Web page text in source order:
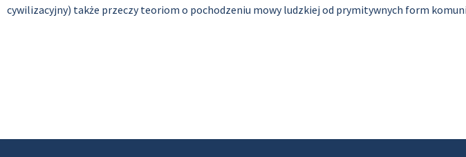
cywilizacyjny) także przeczy teoriom o pochodzeniu mowy ludzkiej od prymitywnych form